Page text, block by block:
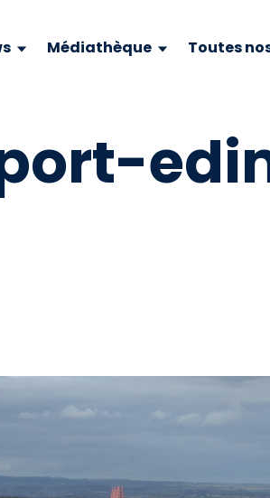
Médiathèque Toutes